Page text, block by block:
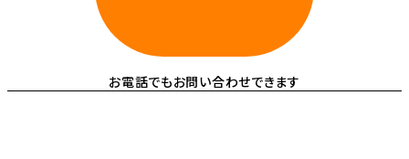
お電話でもお問い合わせできます